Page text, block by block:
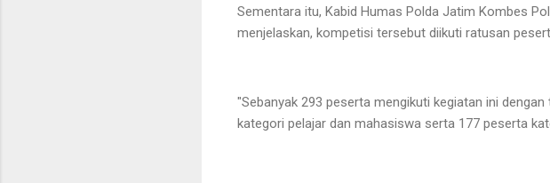
Sementara itu, Kabid Humas Polda Jatim Kombes
menjelaskan, kompetisi tersebut diikuti ratusan
"Sebanyak 293 peserta mengikuti kegiatan ini
kategori pelajar dan mahasiswa serta 177 peserta